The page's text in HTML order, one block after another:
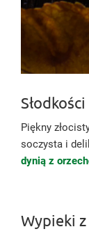
Piękny
soczysta i
dynią z
Wypieki